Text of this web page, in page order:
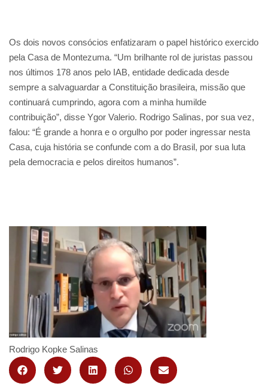
Os dois novos consócios enfatizaram o papel histórico exercido
pela Casa de Montezuma. “Um brilhante rol de juristas passou
nos últimos 178 anos pelo IAB, entidade dedicada desde
sempre a salvaguardar a Constituição brasileira, missão que
continuará cumprindo, agora com a minha humilde
contribuição”, disse Ygor Valerio. Rodrigo Salinas, por sua vez,
falou: “É grande a honra e o orgulho por poder ingressar nesta
Casa, cuja história se confunde com a do Brasil, por sua luta
pela democracia e pelos direitos humanos”.
Rodrigo Kopke Salinas